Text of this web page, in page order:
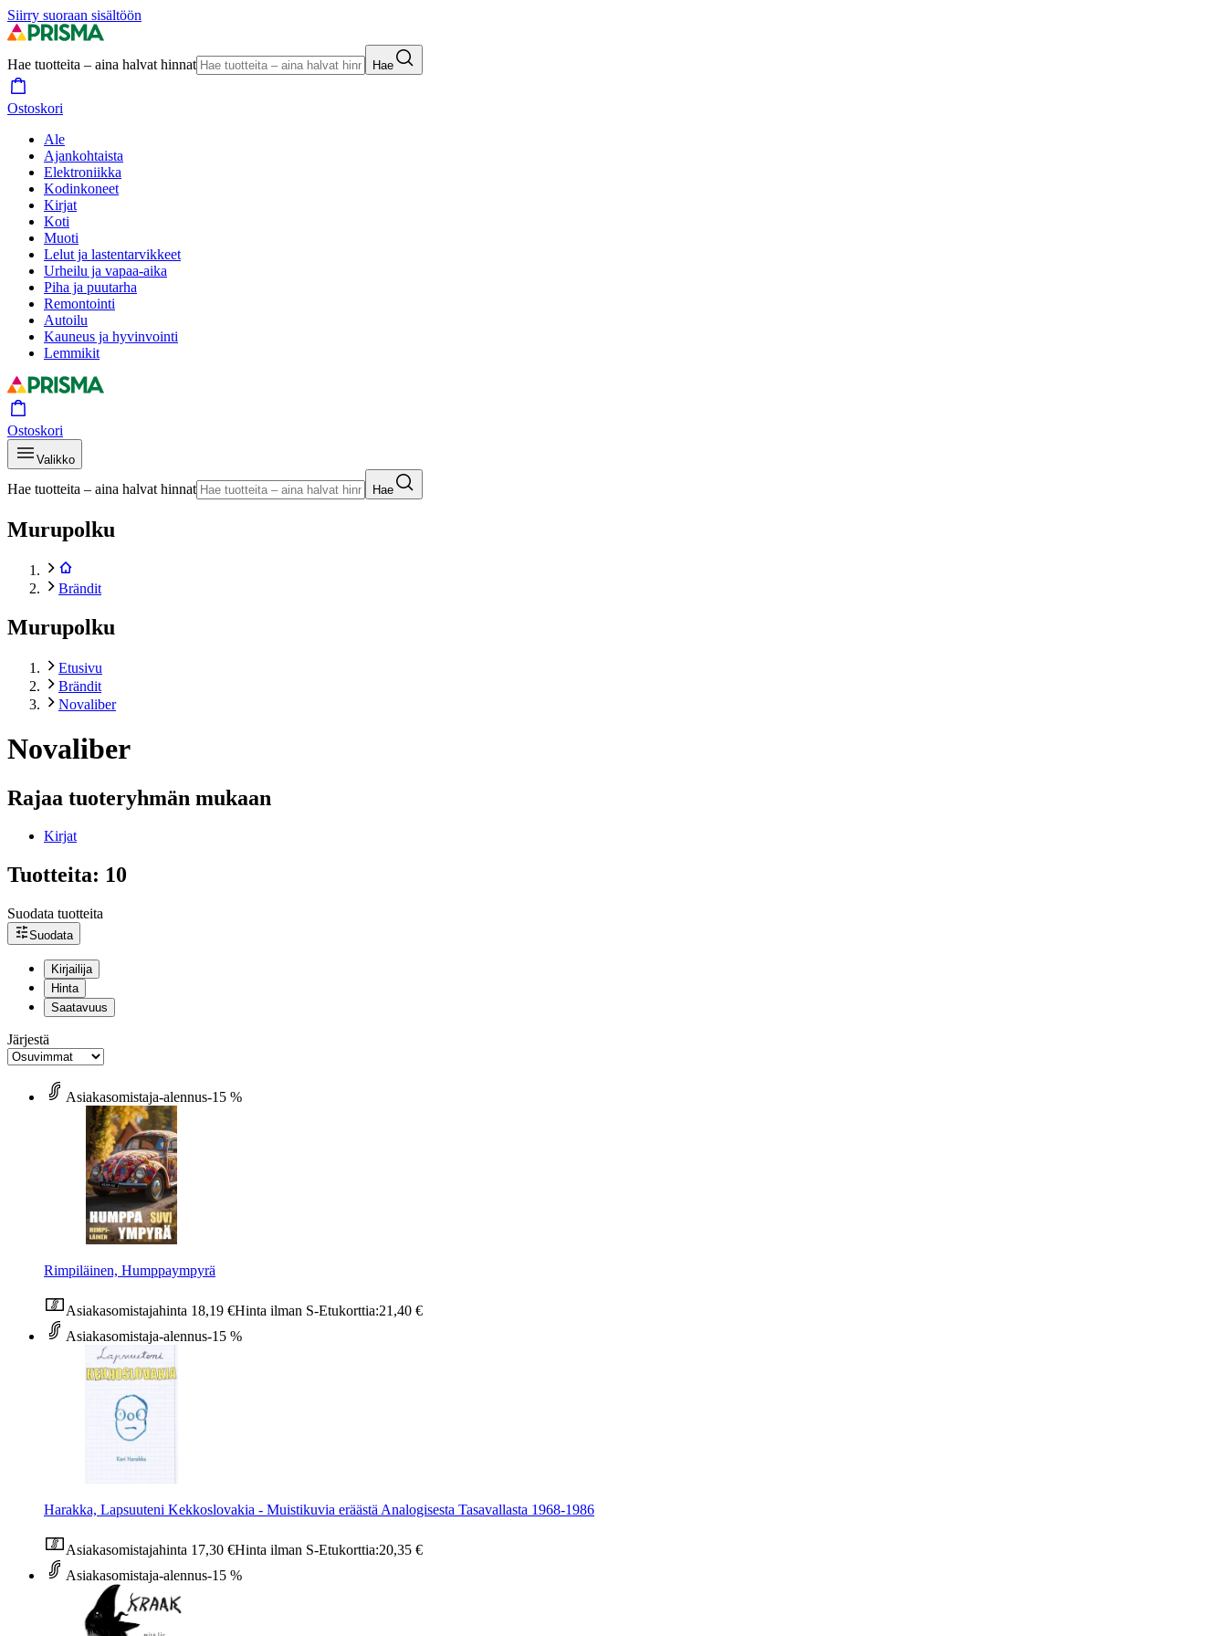
Siirry suoraan sisältöön
Hae tuotteita – aina halvat hinnat Hae
Ostoskori
Ale
Ajankohtaista
Elektroniikka
Kodinkoneet
Kirjat
Koti
Muoti
Lelut ja lastentarvikkeet
Urheilu ja vapaa-aika
Piha ja puutarha
Remontointi
Autoilu
Kauneus ja hyvinvointi
Lemmikit
Ostoskori
Valikko
Hae tuotteita – aina halvat hinnat Hae
Murupolku
Brändit
Murupolku
Etusivu
Brändit
Novaliber
Novaliber
Rajaa tuoteryhmän mukaan
Kirjat
Tuotteita: 10
Suodata tuotteita
Suodata
Kirjailija
Hinta
Saatavuus
Järjestä
Asiakasomistaja-alennus-15 %
Rimpiläinen, Humppaympyrä
Asiakasomistajahinta 18,19 €Hinta ilman S-Etukorttia:21,40 €
Asiakasomistaja-alennus-15 %
Harakka, Lapsuuteni Kekkoslovakia - Muistikuvia eräästä Analogisesta Tasavallasta 1968-1986
Asiakasomistajahinta 17,30 €Hinta ilman S-Etukorttia:20,35 €
Asiakasomistaja-alennus-15 %